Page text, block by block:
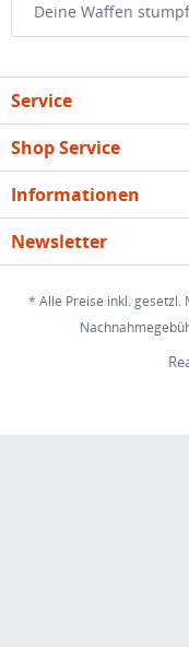
Deine Waffen
Service
Shop Service
Informationen
Newsletter
* Alle Preise inkl. gesetzl.